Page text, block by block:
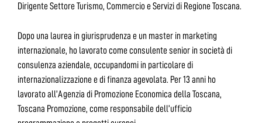
Dirigente Settore Turismo, Commercio e Servizi di Regione Toscana.
Dopo una laurea in giurisprudenza e un master in marketing
internazionale, ho lavorato come consulente senior in società di
consulenza aziendale, occupandomi in particolare di
internazionalizzazione e di finanza agevolata. Per 13 anni ho
lavorato all’Agenzia di Promozione Economica della Toscana,
Toscana Promozione, come responsabile dell’ufficio